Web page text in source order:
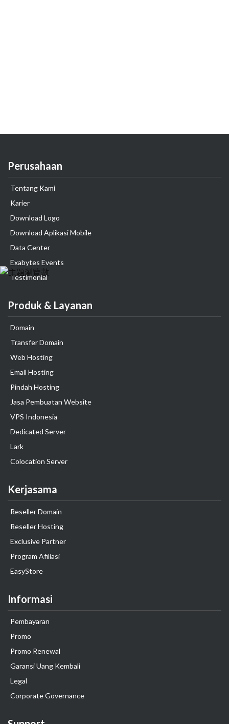
Perusahaan
Tentang Kami
Karier
Download Logo
Download Aplikasi Mobile
Data Center
Exabytes Events
Testimonial
Produk & Layanan
Domain
Transfer Domain
Web Hosting
Email Hosting
Pindah Hosting
Jasa Pembuatan Website
VPS Indonesia
Dedicated Server
Lark
Colocation Server
Kerjasama
Reseller Domain
Reseller Hosting
Exclusive Partner
Program Afiliasi
EasyStore
Informasi
Pembayaran
Promo
Promo Renewal
Garansi Uang Kembali
Legal
Corporate Governance